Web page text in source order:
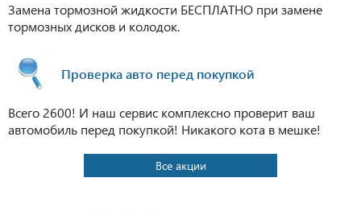
Замена тормозной жидкости БЕСПЛАТНО при замене
тормозных дисков и колодок.
Проверка авто перед покупкой
Всего 2600! И наш сервис комплексно проверит ваш
автомобиль перед покупкой! Никакого кота в мешке!
Все акции